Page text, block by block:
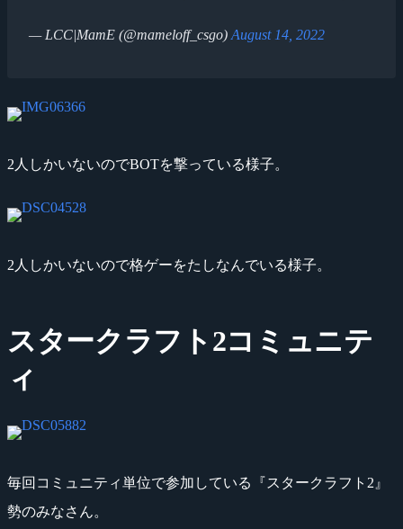
— LCC|MamE (@mameloff_csgo) August 14, 2022
2人しかいないのでBOTを撃っている様子。
2人しかいないので格ゲーをたしなんでいる様子。
スタークラフト2コミュニテ
ィ
毎回コミュニティ単位で参加している『スタークラフト2』
勢のみなさん。